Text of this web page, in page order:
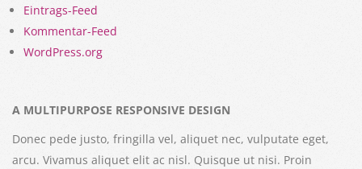
Eintrags-Feed
Kommentar-Feed
WordPress.org
A MULTIPURPOSE RESPONSIVE DESIGN
Donec pede justo, fringilla vel, aliquet nec, vulputate eget,
arcu. Vivamus aliquet elit ac nisl. Quisque ut nisi. Proin